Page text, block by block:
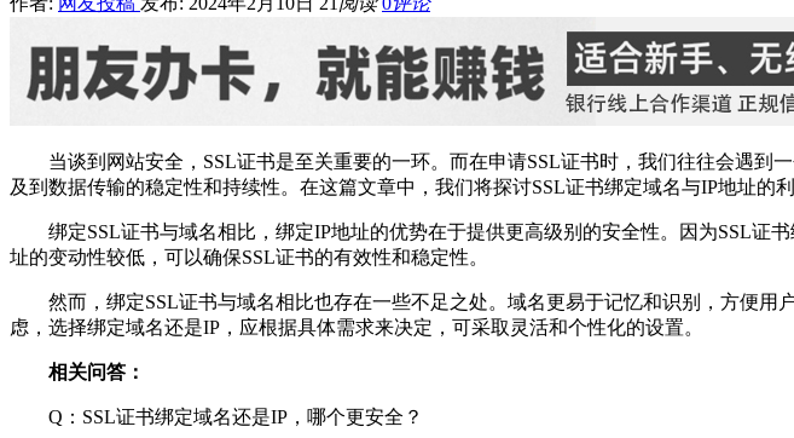
当谈到网站安全，SSL证书是至关重要的一环。而在申请SSL证书时，我们往往会遇
及到数据传输的稳定性和持续性。在这篇文章中，我们将探讨SSL证书绑定域名与IP地址的
绑定SSL证书与域名相比，绑定IP地址的优势在于提供更高级别的安全性。因为SSL证
址的变动性较低，可以确保SSL证书的有效性和稳定性。
然而，绑定SSL证书与域名相比也存在一些不足之处。域名更易于记忆和识别，方便
虑，选择绑定域名还是IP，应根据具体需求来决定，可采取灵活和个性化的设置。
相关问答：
Q：SSL证书绑定域名还是IP，哪个更安全？